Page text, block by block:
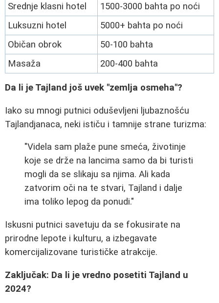
Srednje klasni hotel
1500-3000 bahta po noći
Luksuzni hotel
5000+ bahta po noći
Običan obrok
50-100 bahta
Masaža
200-400 bahta
Da li je Tajland još uvek "zemlja osmeha"?
Iako su mnogi putnici oduševljeni ljubaznošću
Tajlandjanaca, neki ističu i tamnije strane turizma:
"Videla sam plaže pune smeća, životinje
koje se drže na lancima samo da bi turisti
mogli da se slikaju sa njima. Ali kada
zatvorim oči na te stvari, Tajland i dalje
ima toliko lepog da ponudi."
Iskusni putnici savetuju da se fokusirate na
prirodne lepote i kulturu, a izbegavate
komercijalizovane turističke atrakcije.
Zaključak: Da li je vredno posetiti Tajland u
2024?